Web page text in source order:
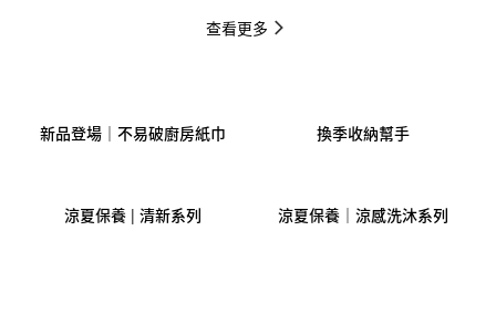
查看更多
新品登場｜不易破廚房紙巾 換季收納幫手
涼夏保養 | 清新系列 涼夏保養｜涼感洗沐系列